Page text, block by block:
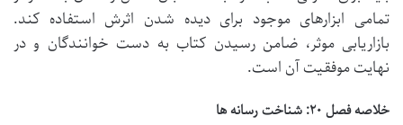
تمامی ابزارهای موجود برای دیده شدن اثرش استفاده کند.
بازاریابی موثر، ضامن رسیدن کتاب به دست خوانندگان و در
نهایت موفقیت آن است.
خلاصه فصل ۲۰: شناخت رسانه ها